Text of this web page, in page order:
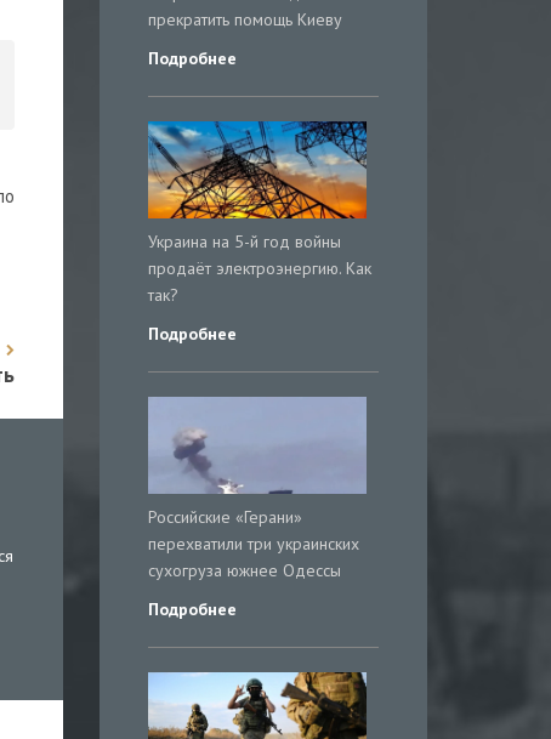
прекратить помощь Киеву
Подробнее
Украина на 5-й год войны
продаёт электроэнергию. Как
так?
Подробнее
Российские «Герани»
перехватили три украинских
сухогруза южнее Одессы
Подробнее